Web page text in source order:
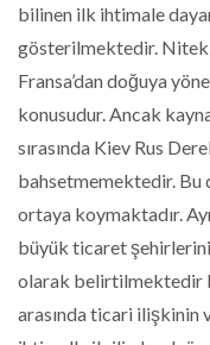
bilinen ilk ihtimale
gösterilmektedir.
Fransa’dan doğuya
konusudur. Ancak
sırasında Kiev Rus
bahsetmemektedir. Bu
ortaya koymaktadır.
büyük ticaret
olarak belirtilmektedir
arasında ticari ilişkinin